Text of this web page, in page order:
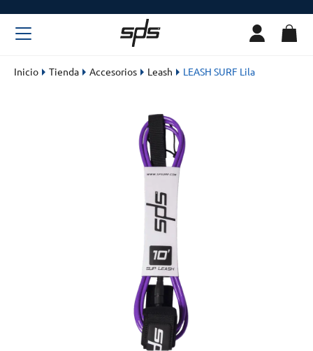
Inicio Tienda Accesorios Leash LEASH SURF Lila